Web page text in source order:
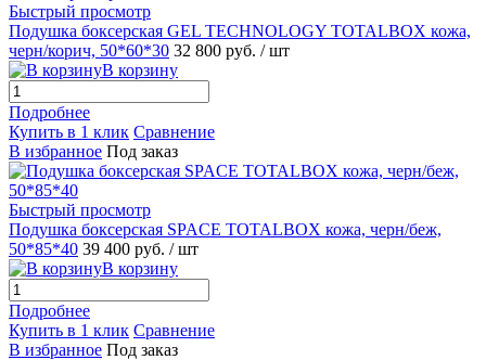
Быстрый просмотр
Подушка боксерская GEL TECHNOLOGY TOTALBOX кожа,
черн/корич, 50*60*30 32 800 руб. / шт
В корзину
Подробнее
Купить в 1 клик Сравнение
В избранное Под заказ
Быстрый просмотр
Подушка боксерская SPACE TOTALBOX кожа, черн/беж,
50*85*40 39 400 руб. / шт
В корзину
Подробнее
Купить в 1 клик Сравнение
В избранное Под заказ